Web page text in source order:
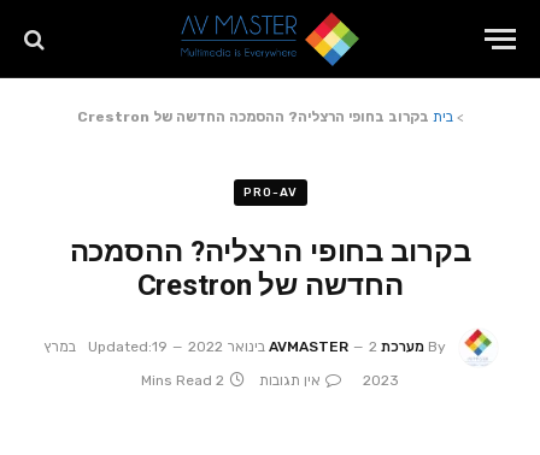
>בית בקרוב בחופי הרצליה? ההסמכה החדשה של Crestron
PRO-AV
בקרוב בחופי הרצליה? ההסמכה
החדשה של Crestron
By מערכת AVMASTER 2 בינואר 2022 Updated:
19 במרץ
2023
אין תגובות 2 Mins Read